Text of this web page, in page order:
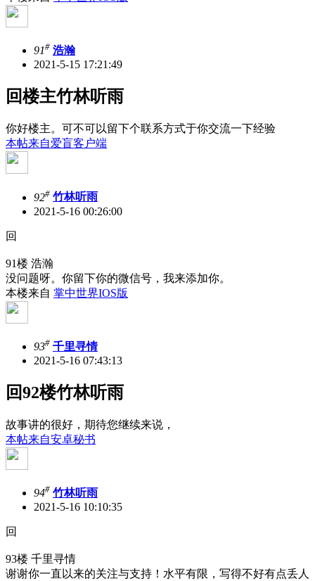
91# 浩瀚
2021-5-15 17:21:49
回楼主竹林听雨
你好楼主。可不可以留下个联系方式于你交流一下经验
本帖来自爱盲客户端
92# 竹林听雨
2021-5-16 00:26:00
回
91楼 浩瀚
没问题呀。你留下你的微信号，我来添加你。
本楼来自 掌中世界IOS版
93# 千里寻情
2021-5-16 07:43:13
回92楼竹林听雨
故事讲的很好，期待您继续来说，
本帖来自安卓秘书
94# 竹林听雨
2021-5-16 10:10:35
回
93楼 千里寻情
谢谢你一直以来的关注与支持！水平有限，写得不好有点丢人